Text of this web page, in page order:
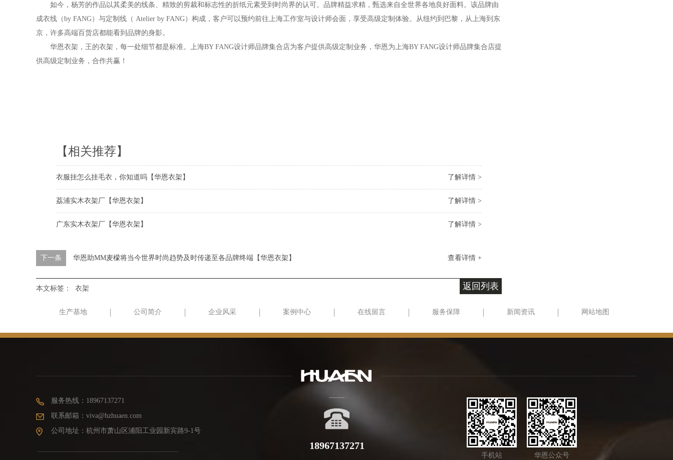
如今，杨芳的作品以其柔美的线条、精致的剪裁和标志性的折纸元素受到时尚界的认可。品牌精益求精，甄选来自全世界各地良好面料。该品牌由
成衣线（by FANG）与定制线（ Atelier by FANG）构成，客户可以预约前往上海工作室与设计师会面，享受高级定制体验。从纽约到巴黎，从上海到东
京，许多高端百货店都能看到品牌的身影。
华恩衣架，王的衣架，每一处细节都是标准。上海BY FANG设计师品牌集合店为客户提供高级定制业务，华恩为上海BY FANG设计师品牌集合店提
供高级定制业务，合作共赢！
【相关推荐】
了解详情 >
衣服挂怎么挂毛衣，你知道吗【华恩衣架】
了解详情 >
荔浦实木衣架厂【华恩衣架】
了解详情 >
广东实木衣架厂【华恩衣架】
查看详情 +
下一条 华恩助MM麦檬将当今世界时尚趋势及时传递至各品牌终端【华恩衣架】
返回列表
本文标签： 衣架
生产基地 公司简介 企业风采 案例中心 在线留言 服务保障 新闻资讯 网站地图
服务热线：18967137271
联系邮箱：viva@hzhuaen.com
公司地址：杭州市萧山区浦阳工业园新宾路9-1号
18967137271
手机站 华恩公众号